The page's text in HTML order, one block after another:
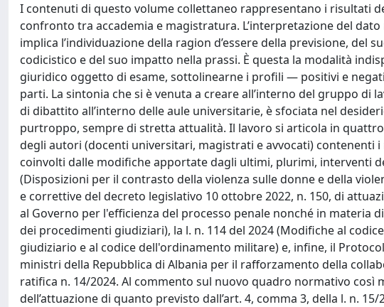
I contenuti di questo volume collettaneo rappresentano i risultati
confronto tra accademia e magistratura. L’interpretazione del
implica l’individuazione della ragion d’essere della previsione, del
codicistico e del suo impatto nella prassi. È questa la modalità
giuridico oggetto di esame, sottolinearne i profili — positivi e
parti. La sintonia che si è venuta a creare all’interno del gruppo
di dibattito all’interno delle aule universitarie, è sfociata nel
purtroppo, sempre di stretta attualità. Il lavoro si articola in
degli autori (docenti universitari, magistrati e avvocati)
coinvolti dalle modifiche apportate dagli ultimi, plurimi, interventi
(Disposizioni per il contrasto della violenza sulle donne e della
e correttive del decreto legislativo 10 ottobre 2022, n. 150, di
al Governo per l'efficienza del processo penale nonché in materia
dei procedimenti giudiziari), la l. n. 114 del 2024 (Modifiche al
giudiziario e al codice dell'ordinamento militare) e, infine, il
ministri della Repubblica di Albania per il rafforzamento della
ratifica n. 14/2024. Al commento sul nuovo quadro normativo
dell’attuazione di quanto previsto dall’art. 4, comma 3, della l. n.